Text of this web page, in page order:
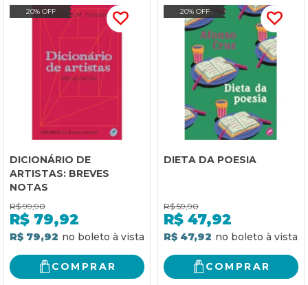
20% OFF
DICIONÁRIO DE
ARTISTAS: BREVES
NOTAS
R$ 99,90
R$ 79,92
R$ 79,92
COMPRAR
20% OFF
DIETA DA POESIA
R$ 59,90
R$ 47,92
R$ 47,92
COMPRAR